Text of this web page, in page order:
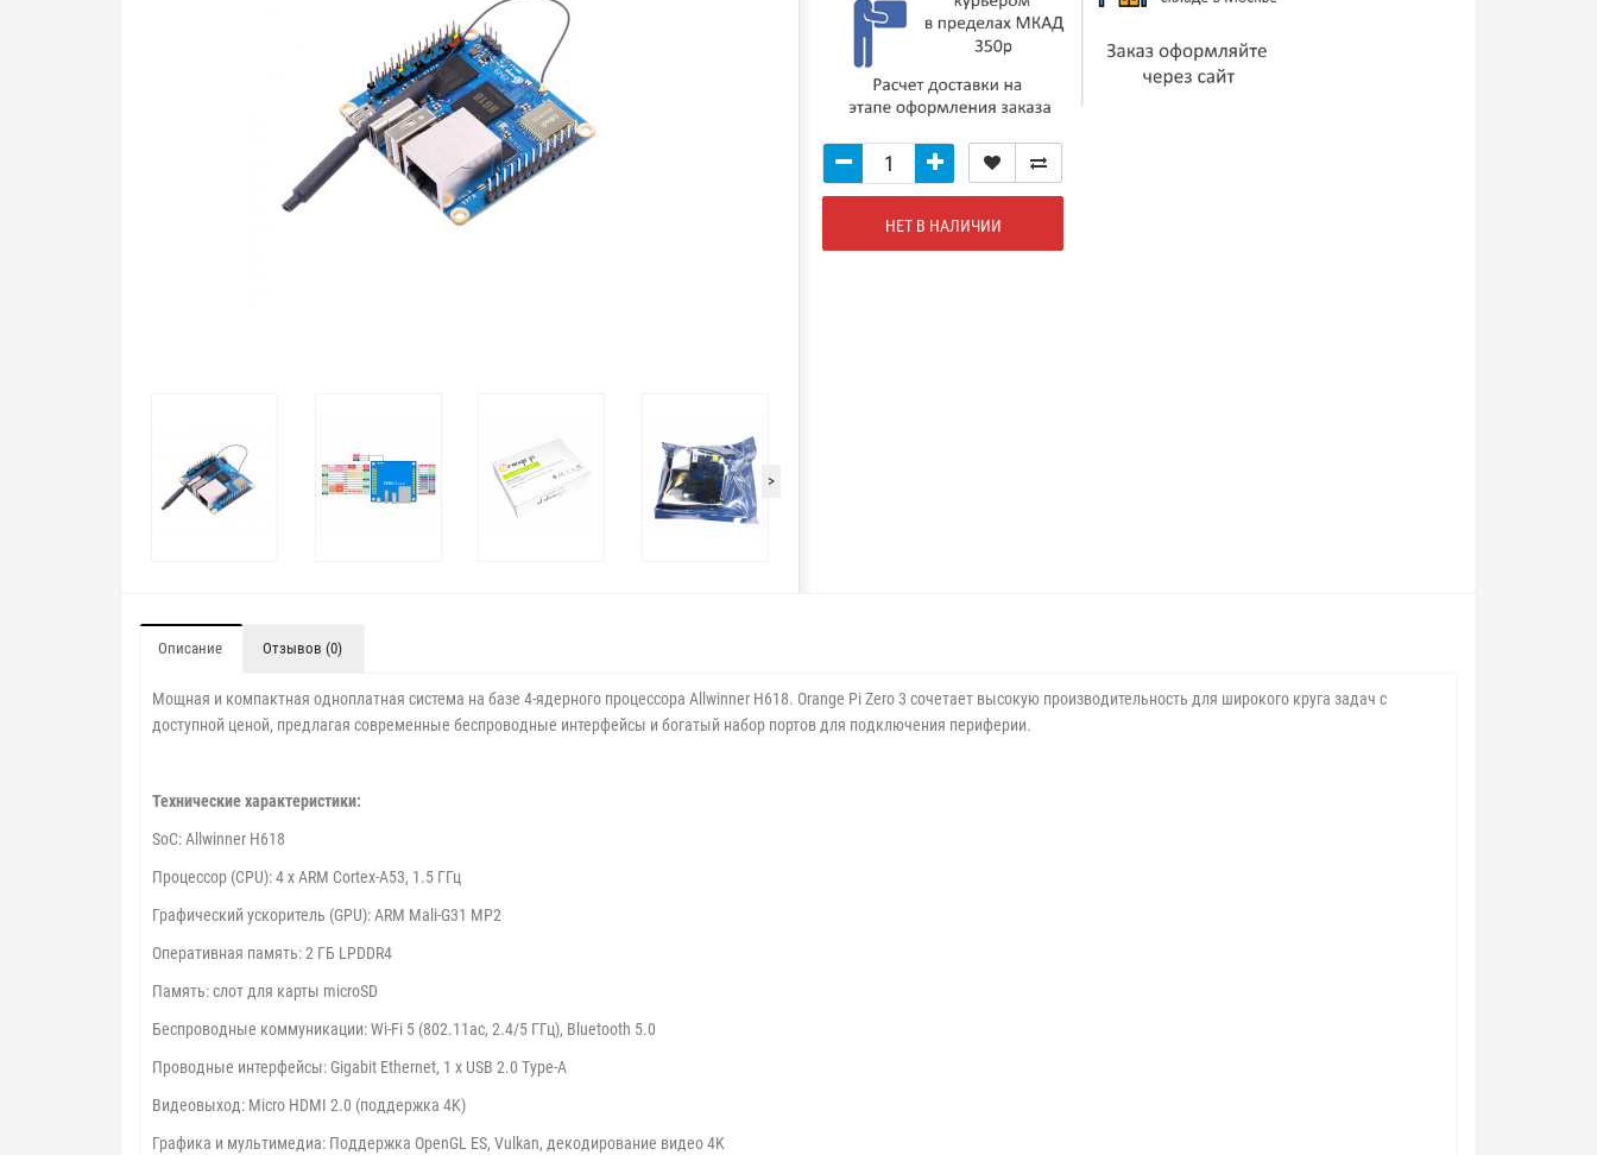
>
НЕТ В НАЛИЧИИ
Описание Отзывов (0)
Мощная и компактная одноплатная система на базе 4-ядерного процессора Allwinner H618. Orange Pi Zero 3 сочетает высокую производительность для широкого круга задач с
доступной ценой, предлагая современные беспроводные интерфейсы и богатый набор портов для подключения периферии.
Технические характеристики:
SoC: Allwinner H618
Процессор (CPU): 4 x ARM Cortex-A53, 1.5 ГГц
Графический ускоритель (GPU): ARM Mali-G31 MP2
Оперативная память: 2 ГБ LPDDR4
Память: слот для карты microSD
Беспроводные коммуникации: Wi-Fi 5 (802.11ac, 2.4/5 ГГц), Bluetooth 5.0
Проводные интерфейсы: Gigabit Ethernet, 1 x USB 2.0 Type-A
Видеовыход: Micro HDMI 2.0 (поддержка 4K)
Графика и мультимедиа: Поддержка OpenGL ES, Vulkan, декодирование видео 4K